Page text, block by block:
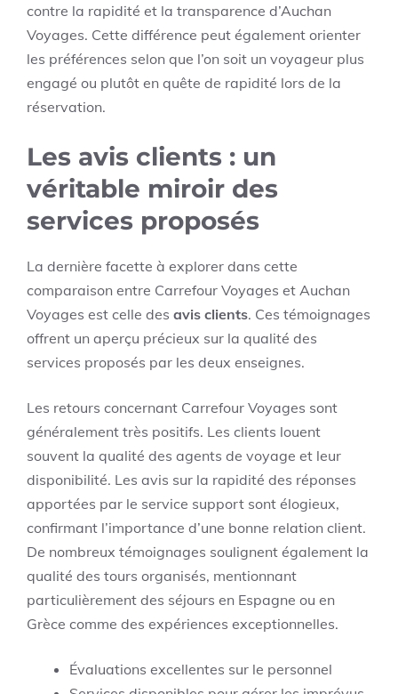
contre la rapidité et la transparence d’Auchan
Voyages. Cette différence peut également orienter
les préférences selon que l’on soit un voyageur plus
engagé ou plutôt en quête de rapidité lors de la
réservation.
Les avis clients : un
véritable miroir des
services proposés
La dernière facette à explorer dans cette
comparaison entre Carrefour Voyages et Auchan
Voyages est celle des avis clients. Ces témoignages
offrent un aperçu précieux sur la qualité des
services proposés par les deux enseignes.
Les retours concernant Carrefour Voyages sont
généralement très positifs. Les clients louent
souvent la qualité des agents de voyage et leur
disponibilité. Les avis sur la rapidité des réponses
apportées par le service support sont élogieux,
confirmant l’importance d’une bonne relation client.
De nombreux témoignages soulignent également la
qualité des tours organisés, mentionnant
particulièrement des séjours en Espagne ou en
Grèce comme des expériences exceptionnelles.
Évaluations excellentes sur le personnel